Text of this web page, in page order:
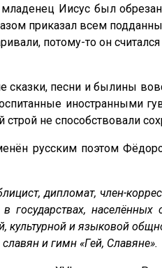
Иисус был
приказал всем
потому-то он
песни и былины
иностранными
не способствовали
русским поэтом
дипломат, член-
в государствах,
культурной и языковой
и гимн «Гей, Славяне».